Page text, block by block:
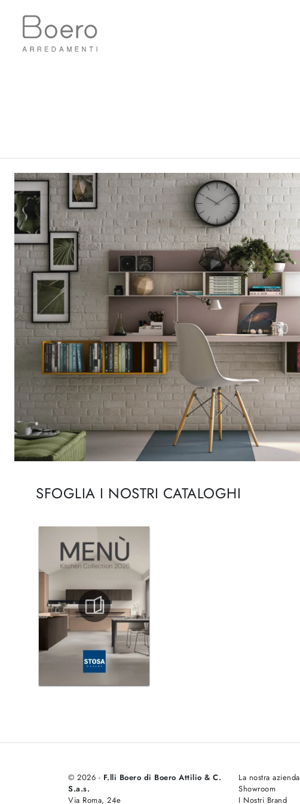
SFOGLIA I NOSTRI CATALOGHI
© 2026 - F.lli Boero di Boero Attilio & C.
S.a.s.
Via Roma, 24e
La nostra azienda
Showroom
I Nostri Brand